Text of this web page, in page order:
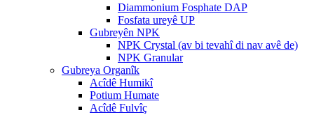
Diammonium Fosphate DAP
Fosfata ureyê UP
Gubreyên NPK
NPK Crystal (av bi tevahî di nav avê de)
NPK Granular
Gubreya Organîk
Acîdê Humikî
Potium Humate
Acîdê Fulvîç